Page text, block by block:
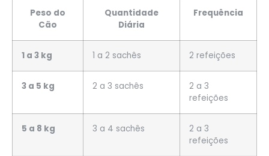
Peso do
Cão
Quantidade
Diária
Frequência
1 a 3 kg 1 a 2 sachês 2 refeições
3 a 5 kg 2 a 3 sachês
2 a 3
refeições
5 a 8 kg 3 a 4 sachês
2 a 3
refeições